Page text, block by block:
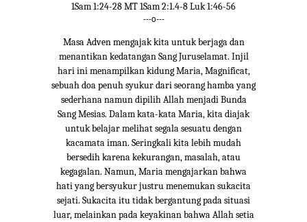
1Sam 1:24-28 MT 1Sam 2:1.4-8 Luk 1:46-56
---o---
Masa Adven mengajak kita untuk berjaga dan
menantikan kedatangan Sang Juruselamat. Injil
hari ini menampilkan kidung Maria, Magnificat,
sebuah doa penuh syukur dari seorang hamba yang
sederhana namun dipilih Allah menjadi Bunda
Sang Mesias. Dalam kata-kata Maria, kita diajak
untuk belajar melihat segala sesuatu dengan
kacamata iman. Seringkali kita lebih mudah
bersedih karena kekurangan, masalah, atau
kegagalan. Namun, Maria mengajarkan bahwa
hati yang bersyukur justru menemukan sukacita
sejati. Sukacita itu tidak bergantung pada situasi
luar, melainkan pada keyakinan bahwa Allah setia